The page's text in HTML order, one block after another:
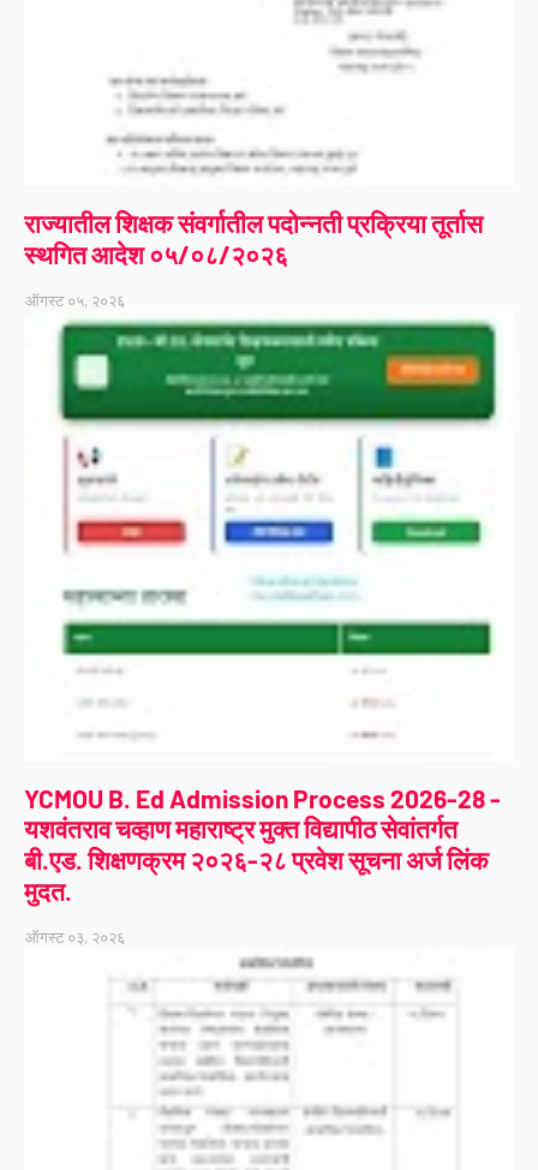
राज्यातील शिक्षक संवर्गातील पदोन्नती प्रक्रिया तूर्तास
स्थगित आदेश ०५/०८/२०२६
ऑगस्ट ०५, २०२६
YCMOU B. Ed Admission Process 2026-28 -
यशवंतराव चव्हाण महाराष्ट्र मुक्त विद्यापीठ सेवांतर्गत
बी.एड. शिक्षणक्रम २०२६-२८ प्रवेश सूचना अर्ज लिंक
मुदत.
ऑगस्ट ०३, २०२६